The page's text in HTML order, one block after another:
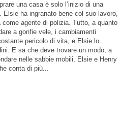
una casa è solo l’inizio di una
Elsie ha ingranato bene col suo lavoro,
agente di polizia. Tutto, a quanto
a gonfie vele, i cambiamenti
pericolo di vita, e Elsie lo
E sa che deve trovare un modo, a
nelle sabbie mobili, Elsie e Henry
conta di più...